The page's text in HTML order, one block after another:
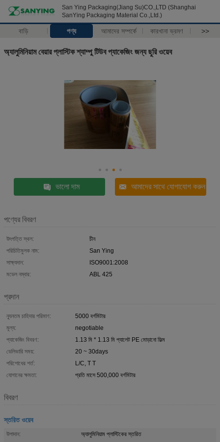
San Ying Packaging(Jiang Su)CO.,LTD (Shanghai
SanYing Packaging Material Co.,Ltd.)
বাড়ি পণ্য আমাদের সম্পর্কে কারখানা ভ্রমণ >>
অ্যালুমিনিয়াম বেয়ার প্লাস্টিক শ্যাম্পু টিউব প্যাকেজিং জন্য ছুরি ওয়েব
ভালো দাম আমাদের সাথে যোগাযোগ করুন
পণ্যের বিবরণ
উৎপত্তি স্থল:
চীন
পরিচিতিমুলক নাম:
San Ying
সাক্ষ্যদান:
ISO9001:2008
মডেল নম্বার:
ABL 425
প্রদান
ন্যূনতম চাহিদার পরিমাণ:
5000 বর্গমিটার
মূল্য:
negotiable
প্যাকেজিং বিবরণ:
1.13 মি * 1.13 মি প্যালেট PE মোড়ানো ফিল্ম
ডেলিভারি সময়:
20 ~ 30days
পরিশোধের শর্ত:
L/C, T T
যোগানের ক্ষমতা:
প্রতি মাসে 500,000 বর্গমিটার
বিবরণ
স্তরিত ওয়েব
উপাদান:
অ্যালুমিনিয়াম প্লাস্টিকের স্তরিত